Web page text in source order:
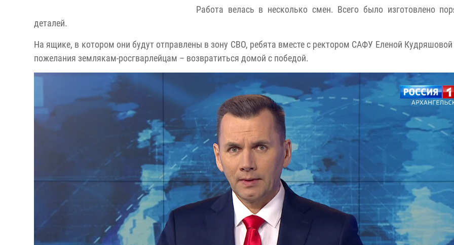
Работа велась в несколько смен. Всего было изготовлено
деталей.
На ящике, в котором они будут отправлены в зону СВО, ребята вместе с ректором САФУ Еленой Кудряшовой
пожелания землякам-росгварлейцам – возвратиться домой с победой.